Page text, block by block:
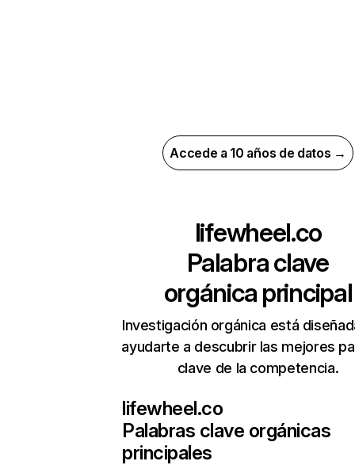
Accede a 10 años de datos →
lifewheel.co
Palabra clave
orgánica principal
Investigación orgánica está
ayudarte a descubrir las mejores
clave de la competencia.
lifewheel.co
Palabras clave orgánicas
principales